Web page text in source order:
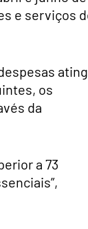
e serviços
os
da
a 73